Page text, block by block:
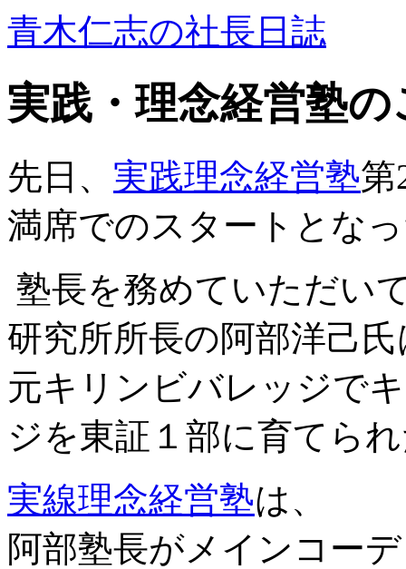
青木仁志の社長日誌
実践・理念経営塾の
先日、 実践理念経営塾第
満席でのスタートとな
塾長を務めていただい
研究所所長の阿部洋己
元キリンビバレッジで
ジを東証１部に育てら
実線理念経営塾は、
阿部塾長がメインコー